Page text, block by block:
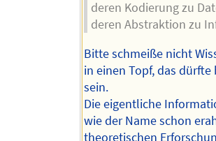
deren Kodierung zu
deren Abstraktion zu
Bitte schmeiße nicht
in einen Topf, das
sein.
Die eigentliche
wie der Name schon
theoretischen